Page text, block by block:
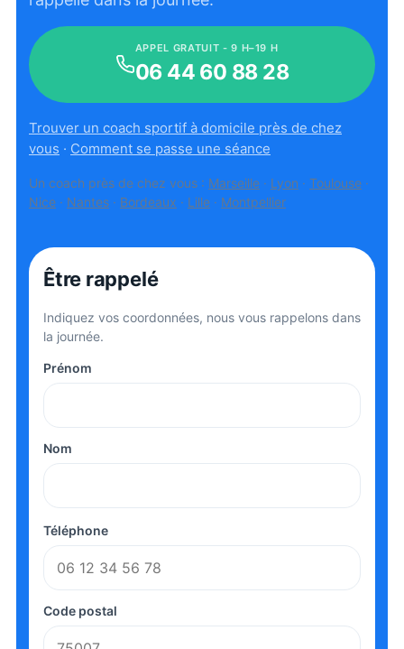
APPEL GRATUIT - 9 H–19 H
06 44 60 88 28
Trouver un coach sportif à domicile près de chez
vous · Comment se passe une séance
Un coach près de chez vous : Marseille · Lyon · Toulouse ·
Nice · Nantes · Bordeaux · Lille · Montpellier
Être rappelé
Indiquez vos coordonnées, nous vous rappelons dans
la journée.
Prénom
Nom
Téléphone
Code postal